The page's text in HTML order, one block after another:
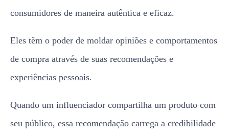
consumidores de maneira autêntica e eficaz.
Eles têm o poder de moldar opiniões e comportamentos
de compra através de suas recomendações e
experiências pessoais.
Quando um influenciador compartilha um produto com
seu público, essa recomendação carrega a credibilidade